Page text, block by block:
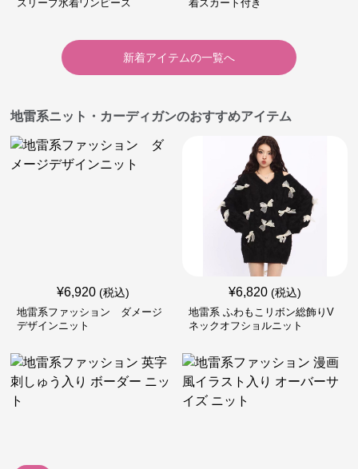
スリーブ水着ワンピース 着スカート付き
新着アイテムの一覧へ
地雷系ニット・カーディガンのおすすめアイテム
¥6,920 (税込)
地雷系ファッション ダメージ
デザインニット
¥6,820 (税込)
地雷系 ふわもこリボン総飾りV
ネックオフショルニット